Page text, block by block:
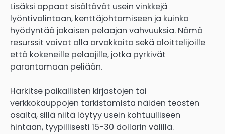
Lisäksi oppaat sisältävät usein vinkkejä
lyöntivalintaan, kenttäjohtamiseen ja kuinka
hyödyntää jokaisen pelaajan vahvuuksia. Nämä
resurssit voivat olla arvokkaita sekä aloittelijoille
että kokeneille pelaajille, jotka pyrkivät
parantamaan peliään.
Harkitse paikallisten kirjastojen tai
verkkokauppojen tarkistamista näiden teosten
osalta, sillä niitä löytyy usein kohtuulliseen
hintaan, tyypillisesti 15-30 dollarin välillä.